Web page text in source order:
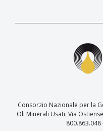
Consorzio Nazionale per la
Oli Minerali Usati. Via
800.863.048